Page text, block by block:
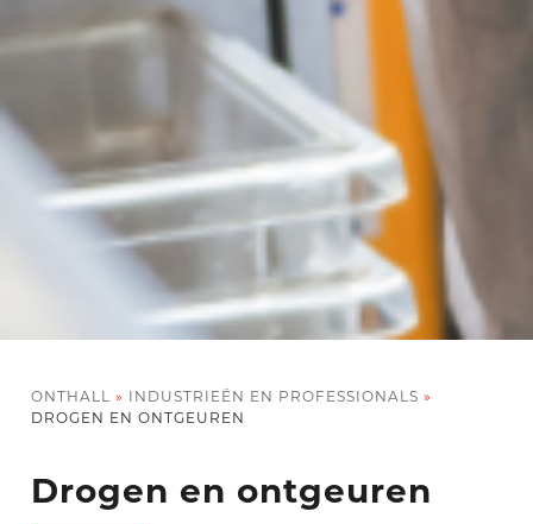
ONTHALL » INDUSTRIEËN EN PROFESSIONALS »
DROGEN EN ONTGEUREN
Drogen en ontgeuren